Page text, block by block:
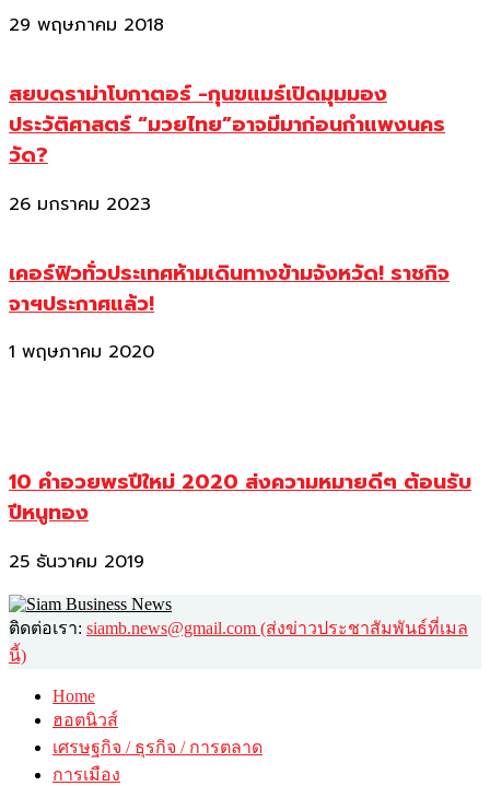
29 พฤษภาคม 2018
สยบดราม่าโบกาตอร์ -กุนขแมร์เปิดมุมมอง
ประวัติศาสตร์ “มวยไทย”อาจมีมาก่อนกำแพงนคร
วัด?
26 มกราคม 2023
เคอร์ฟิวทั่วประเทศห้ามเดินทางข้ามจังหวัด! ราชกิจ
จาฯประกาศแล้ว!
1 พฤษภาคม 2020
10 คำอวยพรปีใหม่ 2020 ส่งความหมายดีๆ ต้อนรับ
ปีหนูทอง
25 ธันวาคม 2019
ติดต่อเรา: siamb.news@gmail.com (ส่งข่าวประชาสัมพันธ์ที่เมล
นี้)
Home
ฮอตนิวส์
เศรษฐกิจ / ธุรกิจ / การตลาด
การเมือง